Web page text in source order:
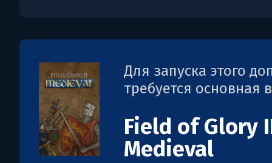
Для запуска этого
требуется основная
Field of Glory
Medieval